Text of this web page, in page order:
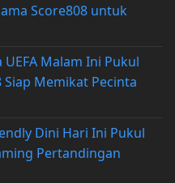
Score808 untuk
UEFA Malam Ini Pukul
Siap Memikat Pecinta
Dini Hari Ini Pukul
Pertandingan